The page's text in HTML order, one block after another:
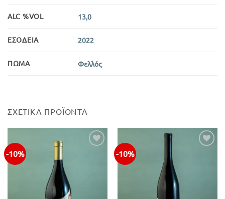
ALC %VOL 13,0
ΕΣΟΔΕΊΑ 2022
ΠΏΜΑ Φελλός
ΣΧΕΤΙΚΆ ΠΡΟΪΌΝΤΑ
-10% -10%